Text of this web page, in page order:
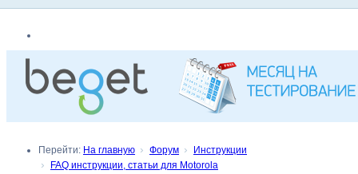
Перейти: На главную Форум
Инструкции
FAQ инструкции, статьи для Motorola